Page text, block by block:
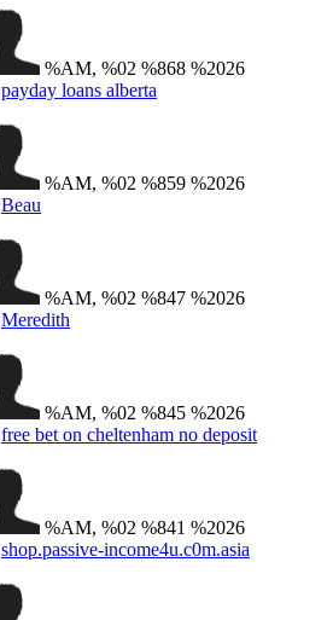
%AM, %02 %868 %2026
payday loans alberta
%AM, %02 %859 %2026
Beau
%AM, %02 %847 %2026
Meredith
%AM, %02 %845 %2026
free bet on cheltenham no deposit​
%AM, %02 %841 %2026
shop.passive-income4u.c0m.asia